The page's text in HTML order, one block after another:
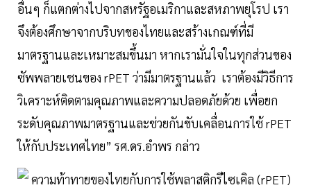
อื่นๆ ก็แตกต่างไปจากสหรัฐอเมริกาและสหภาพยุโรป เรา
จึงต้องศึกษาจากบริบทของไทยและสร้างเกณฑ์ที่มี
มาตรฐานและเหมาะสมขึ้นมา หากเรามั่นใจในทุกส่วนของ
ซัพพลายเชนของ rPET ว่ามีมาตรฐานแล้ว เราต้องมีวิธีการ
วิเคราะห์ติดตามคุณภาพและความปลอดภัยด้วย เพื่อยก
ระดับคุณภาพมาตรฐานและช่วยกันขับเคลื่อนการใช้ rPET
ให้กับประเทศไทย” รศ.ดร.อำพร กล่าว